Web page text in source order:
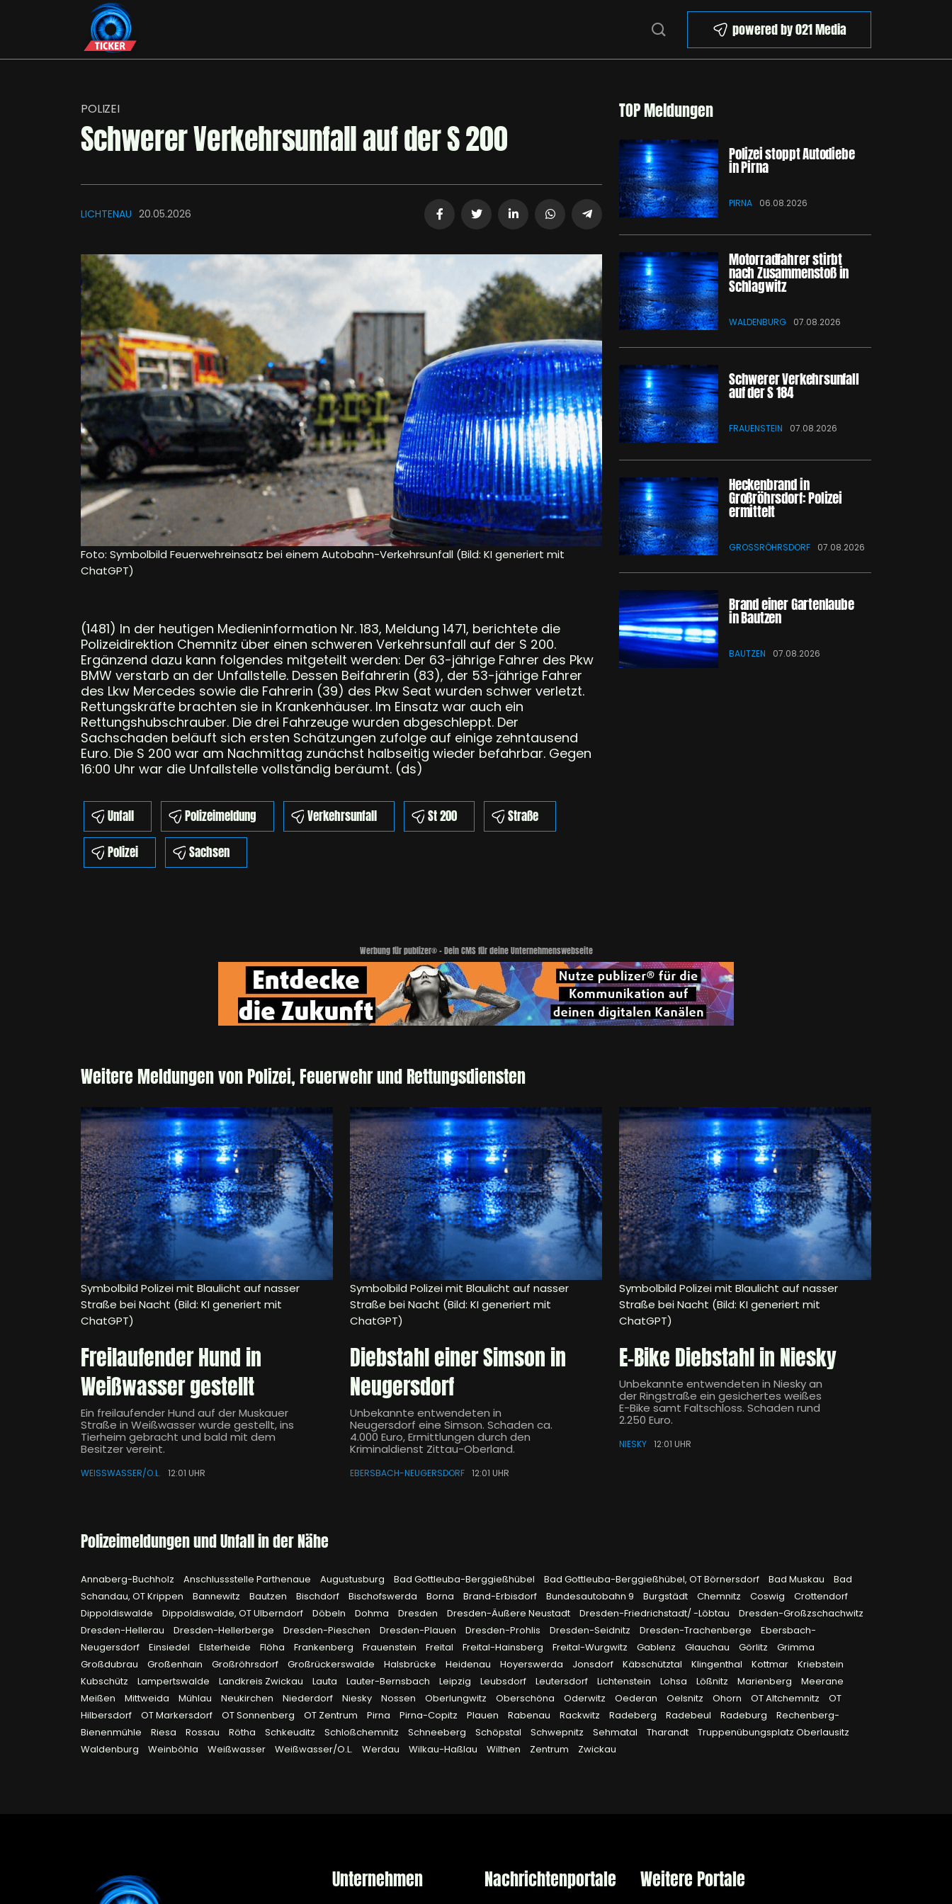
powered by 021 Media
POLIZEI
Schwerer Verkehrsunfall auf der S 200
LICHTENAU 20.05.2026
Foto: Symbolbild Feuerwehreinsatz bei einem Autobahn-Verkehrsunfall (Bild: KI generiert mit
ChatGPT)
(1481) In der heutigen Medieninformation Nr. 183, Meldung 1471, berichtete die
Polizeidirektion Chemnitz über einen schweren Verkehrsunfall auf der S 200.
Ergänzend dazu kann folgendes mitgeteilt werden: Der 63-jährige Fahrer des Pkw
BMW verstarb an der Unfallstelle. Dessen Beifahrerin (83), der 53-jährige Fahrer
des Lkw Mercedes sowie die Fahrerin (39) des Pkw Seat wurden schwer verletzt.
Rettungskräfte brachten sie in Krankenhäuser. Im Einsatz war auch ein
Rettungshubschrauber. Die drei Fahrzeuge wurden abgeschleppt. Der
Sachschaden beläuft sich ersten Schätzungen zufolge auf einige zehntausend
Euro. Die S 200 war am Nachmittag zunächst halbseitig wieder befahrbar. Gegen
16:00 Uhr war die Unfallstelle vollständig beräumt. (ds)
Unfall Polizeimeldung Verkehrsunfall St 200
Straße
Polizei
Sachsen
TOP Meldungen
Polizei stoppt Autodiebe
in Pirna
PIRNA 06.08.2026
Motorradfahrer stirbt
nach Zusammenstoß in
Schlagwitz
WALDENBURG 07.08.2026
Schwerer Verkehrsunfall
auf der S 184
FRAUENSTEIN 07.08.2026
Heckenbrand in
Großröhrsdorf: Polizei
ermittelt
GROSSRÖHRSDORF 07.08.2026
Brand einer Gartenlaube
in Bautzen
BAUTZEN 07.08.2026
Werbung für publizer® - Dein CMS für deine Unternehmenswebseite
Weitere Meldungen von Polizei, Feuerwehr und Rettungsdiensten
Symbolbild Polizei mit Blaulicht auf nasser
Straße bei Nacht (Bild: KI generiert mit
ChatGPT)
Freilaufender Hund in
Weißwasser gestellt
Ein freilaufender Hund auf der Muskauer
Straße in Weißwasser wurde gestellt, ins
Tierheim gebracht und bald mit dem
Besitzer vereint.
WEISSWASSER/O.L. 12:01 UHR
Symbolbild Polizei mit Blaulicht auf nasser
Straße bei Nacht (Bild: KI generiert mit
ChatGPT)
Diebstahl einer Simson in
Neugersdorf
Unbekannte entwendeten in
Neugersdorf eine Simson. Schaden ca.
4.000 Euro, Ermittlungen durch den
Kriminaldienst Zittau-Oberland.
EBERSBACH-NEUGERSDORF 12:01 UHR
Symbolbild Polizei mit Blaulicht auf nasser
Straße bei Nacht (Bild: KI generiert mit
ChatGPT)
E-Bike Diebstahl in Niesky
Unbekannte entwendeten in Niesky an
der Ringstraße ein gesichertes weißes
E-Bike samt Faltschloss. Schaden rund
2.250 Euro.
NIESKY 12:01 UHR
Polizeimeldungen und Unfall in der Nähe
Annaberg-Buchholz Anschlussstelle Parthenaue Augustusburg Bad Gottleuba-Berggießhübel Bad Gottleuba-Berggießhübel, OT Börnersdorf Bad Muskau
Bad
Schandau, OT Krippen
Bannewitz Bautzen Bischdorf Bischofswerda Borna Brand-Erbisdorf Bundesautobahn 9 Burgstädt Chemnitz Coswig
Crottendorf
Dippoldiswalde
Dippoldiswalde, OT Ulberndorf Döbeln Dohma Dresden Dresden-Äußere Neustadt Dresden-Friedrichstadt/ -Löbtau
Dresden-Großzschachwitz
Dresden-Hellerau
Dresden-Hellerberge Dresden-Pieschen Dresden-Plauen Dresden-Prohlis Dresden-Seidnitz Dresden-Trachenberge
Ebersbach-
Neugersdorf
Einsiedel Elsterheide Flöha Frankenberg Frauenstein Freital Freital-Hainsberg Freital-Wurgwitz Gablenz Glauchau Görlitz
Grimma
Großdubrau
Großenhain Großröhrsdorf Großrückerswalde Halsbrücke Heidenau Hoyerswerda Jonsdorf Käbschütztal Klingenthal Kottmar
Kriebstein
Kubschütz
Lampertswalde Landkreis Zwickau Lauta Lauter-Bernsbach Leipzig Leubsdorf Leutersdorf Lichtenstein Lohsa Lößnitz Marienberg
Meerane
Meißen
Mittweida Mühlau Neukirchen Niederdorf Niesky Nossen Oberlungwitz Oberschöna Oderwitz Oederan Oelsnitz Ohorn OT Altchemnitz
OT
Hilbersdorf
OT Markersdorf OT Sonnenberg OT Zentrum Pirna Pirna-Copitz Plauen Rabenau Rackwitz Radeberg Radebeul Radeburg
Rechenberg-
Bienenmühle
Riesa Rossau Rötha Schkeuditz Schloßchemnitz Schneeberg Schöpstal Schwepnitz Sehmatal Tharandt
Truppenübungsplatz Oberlausitz
Waldenburg
Weinböhla Weißwasser Weißwasser/O.L. Werdau Wilkau-Haßlau Wilthen Zentrum Zwickau
Unternehmen Nachrichtenportale Weitere Portale